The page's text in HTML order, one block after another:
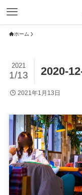
ホーム
2020-
2021
1/13
2021年1月13日